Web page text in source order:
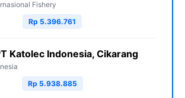
Fishery
Rp 5.396.761
Katolec Indonesia, Cikarang
Rp 5.938.885